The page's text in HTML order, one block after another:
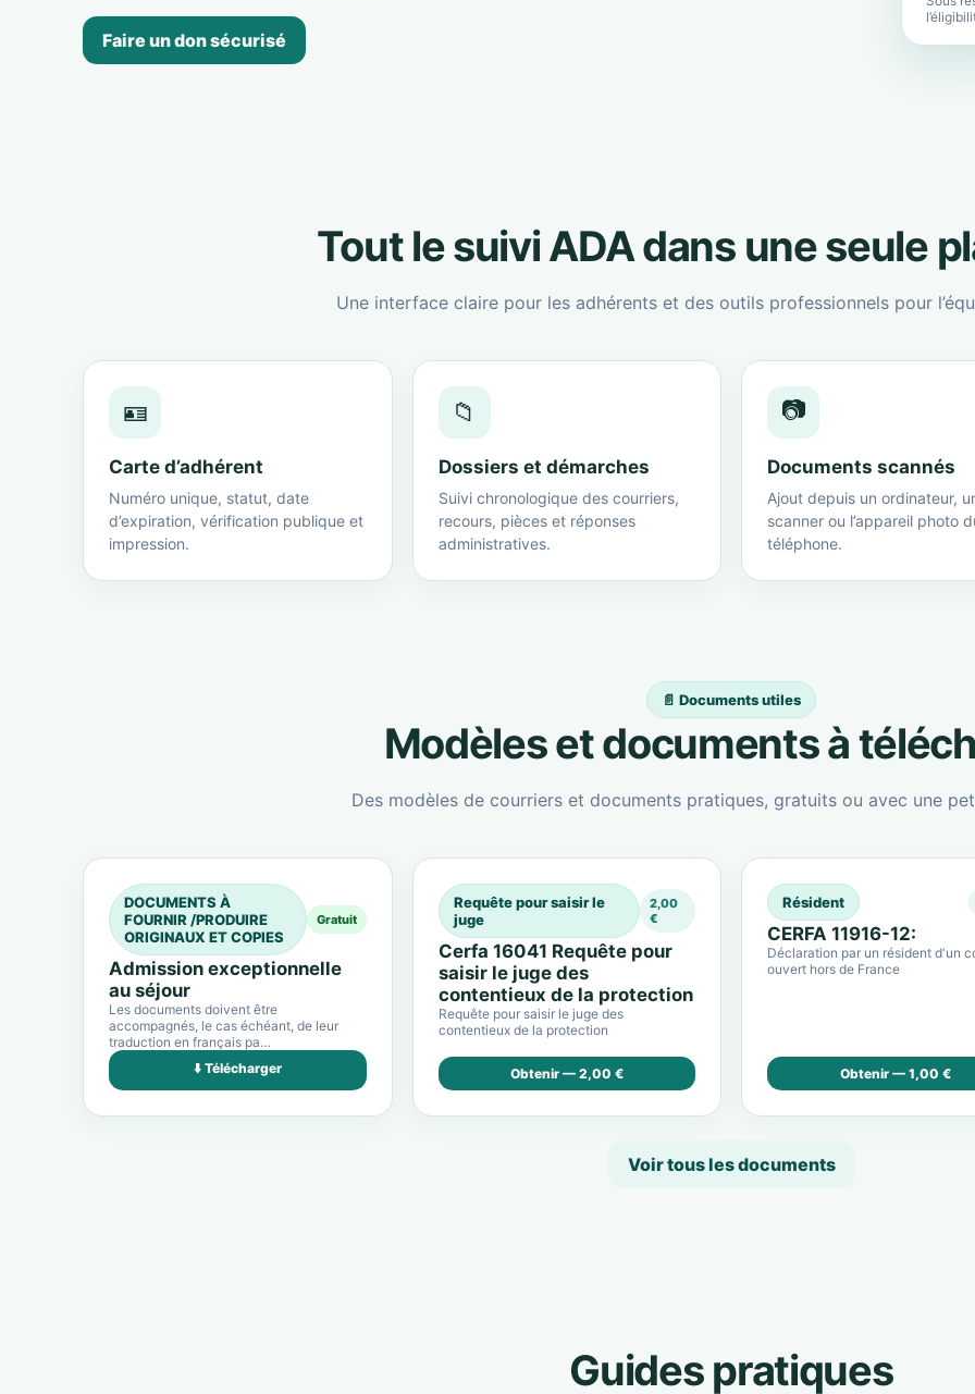
Faire un don sécurisé
Tout le suivi ADA dans une seule
Une interface claire pour les adhérents et des outils professionnels pour
🪪
Carte d’adhérent
Numéro unique, statut, date
d’expiration, vérification publique et
impression.
📁
Dossiers et démarches
Suivi chronologique des courriers,
recours, pièces et réponses
administratives.
📷
Documents scannés
Ajout depuis un ordinateur,
scanner ou l’appareil photo
téléphone.
📄 Documents utiles
Modèles et documents à
Des modèles de courriers et documents pratiques, gratuits ou avec une
DOCUMENTS À
FOURNIR /PRODUIRE
ORIGINAUX ET COPIES
Gratuit
Admission exceptionnelle
au séjour
Les documents doivent être
accompagnés, le cas échéant, de leur
traduction en français pa…
⬇️ Télécharger
Requête pour saisir le
juge
2,00
€
Cerfa 16041 Requête pour
saisir le juge des
contentieux de la protection
Requête pour saisir le juge des
contentieux de la protection
Obtenir — 2,00 €
Résident
CERFA 11916-12:
Déclaration par un résident d'un
ouvert hors de France
Obtenir — 1,00 €
Voir tous les documents
Guides pratiques